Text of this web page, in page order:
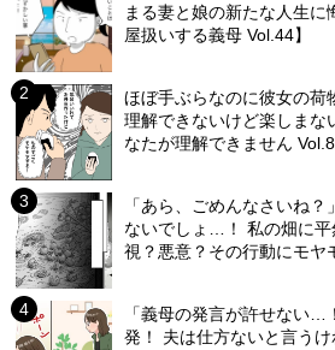
まる妻と娘の新たな人生に
屋扱いする義母 Vol.44】
ほぼ手ぶらなのに彼女の荷
理解できないけど楽しまな
なたが理解できません Vol.8
「あら、ごめんなさいね
ないでしょ…！ 私の畑に
視？悪意？その行動にモヤ
「義母の発言が許せない…
発！ 夫は仕方ないと言う